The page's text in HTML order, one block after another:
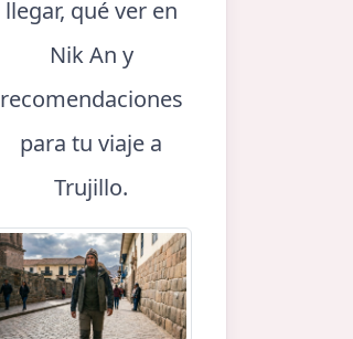
llegar, qué ver en
Nik An y
recomendaciones
para tu viaje a
Trujillo.